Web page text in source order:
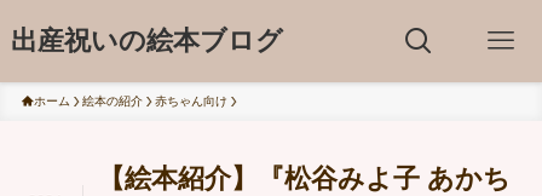
出産祝いの絵本ブログ
ホーム 絵本の紹介 赤ちゃん向け
【絵本紹介】『松谷みよ子 あかち